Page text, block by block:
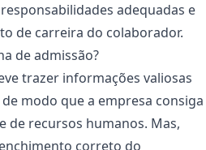
adequadas e
de carreira do colaborador.
de admissão?
trazer informações valiosas
modo que a empresa consiga
de recursos humanos. Mas,
correto do